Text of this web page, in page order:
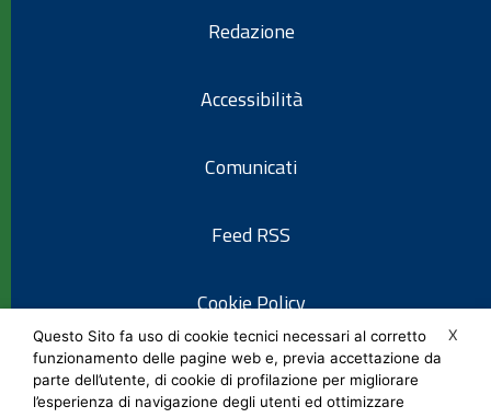
Redazione
Accessibilità
Comunicati
Feed RSS
Cookie Policy
Informativa privacy
X
Questo Sito fa uso di cookie tecnici necessari al corretto
funzionamento delle pagine web e, previa accettazione da
parte dell’utente, di cookie di profilazione per migliorare
l’esperienza di navigazione degli utenti ed ottimizzare